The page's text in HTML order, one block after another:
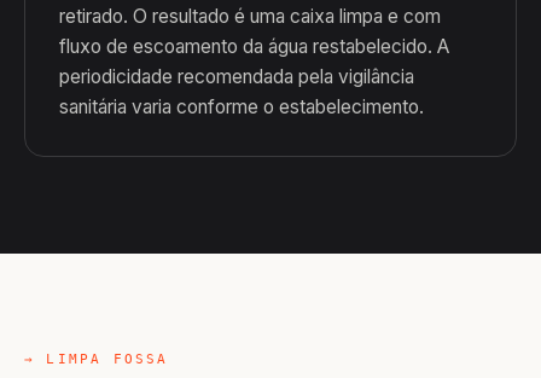
retirado. O resultado é uma caixa limpa e com
fluxo de escoamento da água restabelecido. A
periodicidade recomendada pela vigilância
sanitária varia conforme o estabelecimento.
→ LIMPA FOSSA